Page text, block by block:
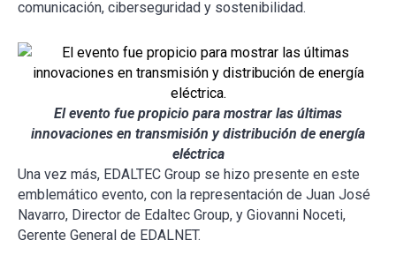
comunicación, ciberseguridad y sostenibilidad.
El evento fue propicio para mostrar las últimas
innovaciones en transmisión y distribución de energía
eléctrica
Una vez más, EDALTEC Group se hizo presente en este
emblemático evento, con la representación de Juan José
Navarro, Director de Edaltec Group, y Giovanni Noceti,
Gerente General de EDALNET.